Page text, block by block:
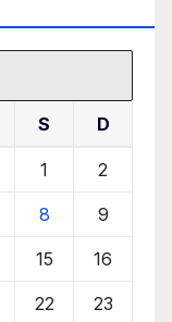
S D
1 2
8 9
15 16
22 23